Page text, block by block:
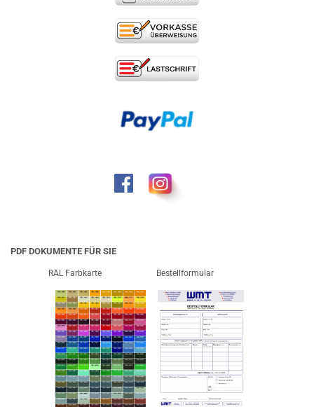
PDF DOKUMENTE FÜR SIE
RAL Farbkarte Bestellformular